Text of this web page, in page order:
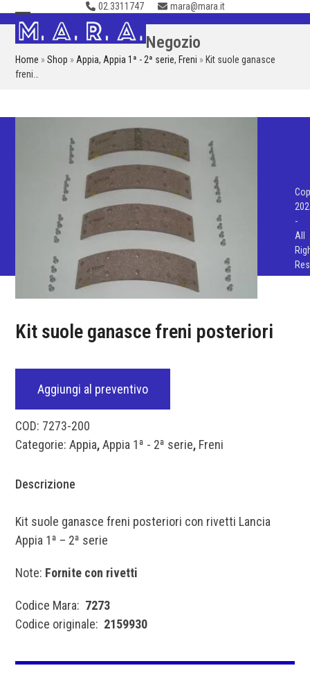
Skip
to
content
02.3311747 mara@mara.it
Open
mobile
menu
Close
mobile
menu
Negozio
Home »Shop » Appia, Appia 1ª - 2ª serie, Freni » Kit suole ganasce
freni…
Kit suole ganasce freni posteriori
Aggiungi al preventivo
COD: 7273-200
Categorie: Appia,Appia 1ª - 2ª serie, Freni
Descrizione
Kit suole ganasce freni posteriori con rivetti Lancia
Appia 1ª – 2ª serie
Note: Fornite con rivetti
Codice Mara: 7273
Codice originale: 2159930
-
All